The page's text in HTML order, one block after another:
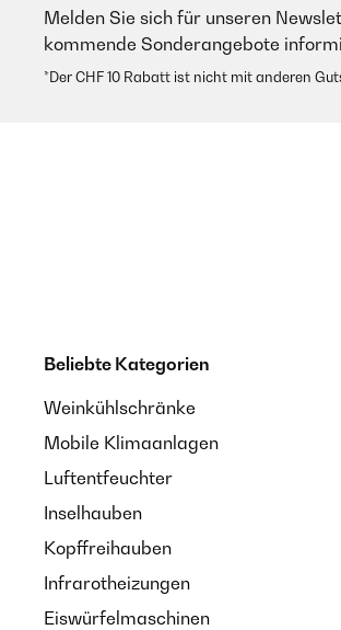
Melden Sie sich für unseren
kommende Sonderangebote
*Der CHF 10 Rabatt ist nicht mit anderen
Beliebte Kategorien
Weinkühlschränke
Mobile Klimaanlagen
Luftentfeuchter
Inselhauben
Kopffreihauben
Infrarotheizungen
Eiswürfelmaschinen